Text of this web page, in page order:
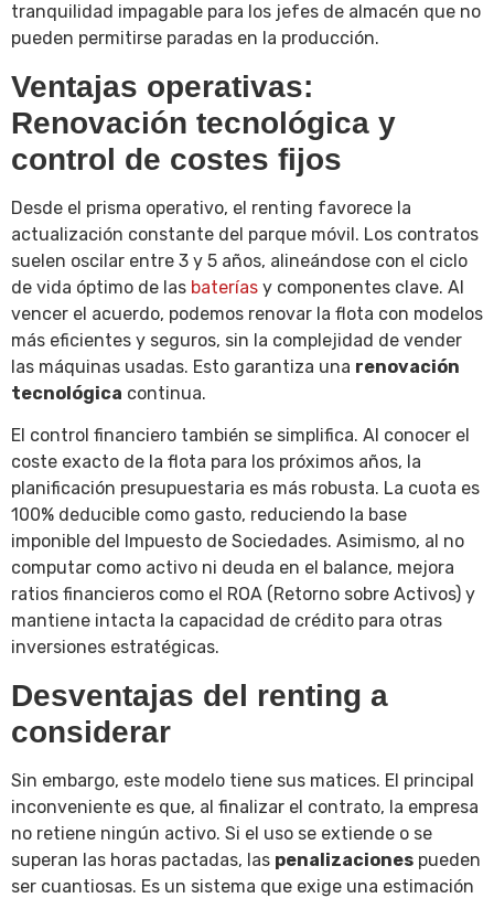
tranquilidad impagable para los jefes de almacén que no
pueden permitirse paradas en la producción.
Ventajas operativas:
Renovación tecnológica y
control de costes fijos
Desde el prisma operativo, el renting favorece la
actualización constante del parque móvil. Los contratos
suelen oscilar entre 3 y 5 años, alineándose con el ciclo
de vida óptimo de las baterías y componentes clave. Al
vencer el acuerdo, podemos renovar la flota con modelos
más eficientes y seguros, sin la complejidad de vender
las máquinas usadas. Esto garantiza una renovación
tecnológica continua.
El control financiero también se simplifica. Al conocer el
coste exacto de la flota para los próximos años, la
planificación presupuestaria es más robusta. La cuota es
100% deducible como gasto, reduciendo la base
imponible del Impuesto de Sociedades. Asimismo, al no
computar como activo ni deuda en el balance, mejora
ratios financieros como el ROA (Retorno sobre Activos) y
mantiene intacta la capacidad de crédito para otras
inversiones estratégicas.
Desventajas del renting a
considerar
Sin embargo, este modelo tiene sus matices. El principal
inconveniente es que, al finalizar el contrato, la empresa
no retiene ningún activo. Si el uso se extiende o se
superan las horas pactadas, las penalizaciones pueden
ser cuantiosas. Es un sistema que exige una estimación